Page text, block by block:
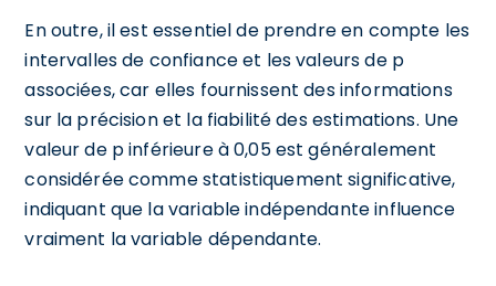
En outre, il est essentiel de prendre en compte les
intervalles de confiance et les valeurs de p
associées, car elles fournissent des informations
sur la précision et la fiabilité des estimations. Une
valeur de p inférieure à 0,05 est généralement
considérée comme statistiquement significative,
indiquant que la variable indépendante influence
vraiment la variable dépendante.